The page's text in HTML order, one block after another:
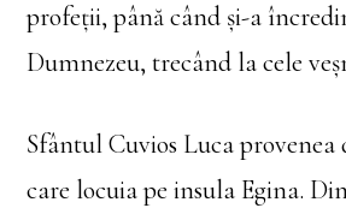
profeții, până când și-a
Dumnezeu, trecând la cele
Sfântul Cuvios Luca
care locuia pe insula Egina.